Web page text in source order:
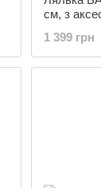
см, з
1 399 грн